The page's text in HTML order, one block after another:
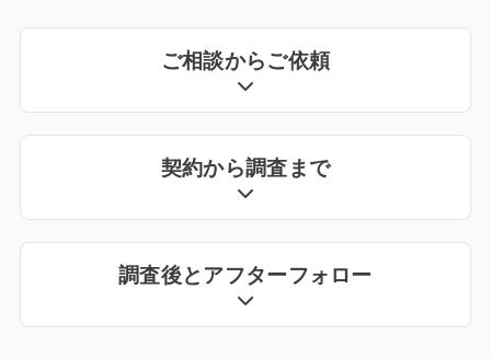
ご相談からご依頼
契約から調査まで
調査後とアフターフォロー